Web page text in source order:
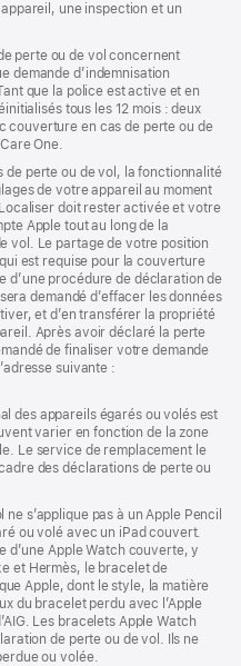
une inspection et un
perte ou de vol concernent
demande d’indemnisation
que la police est active et en
tous les 12 mois : deux
couverture en cas de perte ou de
One.
de perte ou de vol, la fonctionnalité
de votre appareil au moment
doit rester activée et votre
Apple tout au long de la
vol. Le partage de votre position
est requise pour la couverture
d’une procédure de déclaration de
demandé d’effacer les données
et d’en transférer la propriété
Après avoir déclaré la perte
de finaliser votre demande
suivante :
des appareils égarés ou volés est
varier en fonction de la zone
Le service de remplacement le
des déclarations de perte ou
s’applique pas à un Apple Pencil
ou volé avec un iPad couvert.
d’une Apple Watch couverte, y
et Hermès, le bracelet de
Apple, dont le style, la matière
du bracelet perdu avec l’Apple
Les bracelets Apple Watch
de perte ou de vol. Ils ne
ou volée.